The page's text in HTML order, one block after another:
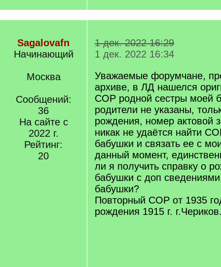
Sagalovafn
Начинающий
Москва
Сообщений:
36
На сайте с
2022 г.
Рейтинг:
20
1 дек. 2022 16:29
1 дек. 2022 16:34
Уважаемые форумчане,
архиве, в ЛД нашелся
СОР родной сестры моей
родители не указаны,
рождения, номер актовой
никак не удаётся найти
бабушки и связать ее с
данный момент,
ли я получить справку о
бабушки с доп
бабушки?
Повторный СОР от 1935
рождения 1915 г.